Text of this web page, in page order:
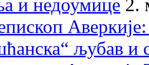
и недоумице 2.
љубав и